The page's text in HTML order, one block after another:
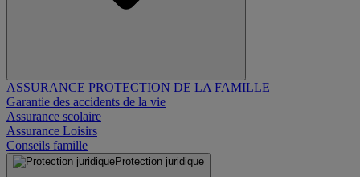
ASSURANCE PROTECTION DE LA FAMILLE
Garantie des accidents de la vie
Assurance scolaire
Assurance Loisirs
Conseils famille
Protection juridique